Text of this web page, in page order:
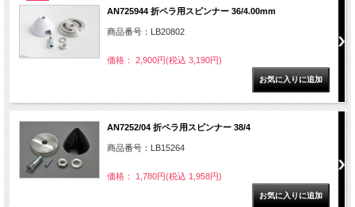
AN725944 折ペラ用スピンナー 36/4.00mm
商品番号：LB20802
価格： 2,900円(税込 3,190円)
AN7252/04 折ペラ用スピンナー 38/4
商品番号：LB15264
価格： 1,780円(税込 1,958円)